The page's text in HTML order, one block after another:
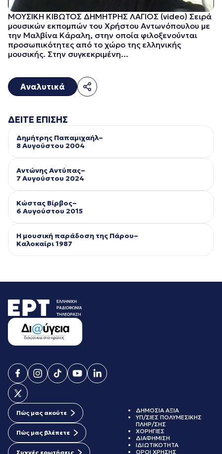
ΜΟΥΣΙΚΗ ΚΙΒΩΤΟΣ ΔΗΜΗΤΡΗΣ ΛΑΓΙΟΣ (video) Σειρά
μουσικών εκπομπών του Χρήστου Αντωνόπουλου με
την Μαλβίνα Κάραλη, στην οποία φιλοξενούνται
προσωπικότητες από το χώρο της ελληνικής
μουσικής. Στην συγκεκριμένη...
Αναλυτικά
ΔΕΙΤΕ ΕΠΙΣΗΣ
Δημήτρης Παπαμιχαήλ–
8 Αυγούστου 2004
Αντώνης Αντύπας–
7 Αυγούστου 2024
Κώστας Βίρβος–
6 Αυγούστου 2015
Η μουσική παράδοση της Πάρου–
Kαλοκαίρι 1987
Πώς μας ακούτε
Πώς μας βλέπετε
Συχνές ερωτήσεις
ΔΗΜΟΣΙΑ ΑΞΙΑ
ΥΠ/ΣΙΕΣ ΠΟΛΥΜΕΣΙΚΗΣ
ΠΛΗΡ/ΣΗΣ
ΧΟΡΗΓΙΕΣ
ΔΙΑΦΗΜΙΣΗ
ΙΔΙΩΤΙΚΟΤΗΤΑ
ΟΡΟΙ ΧΡΗΣΗΣ